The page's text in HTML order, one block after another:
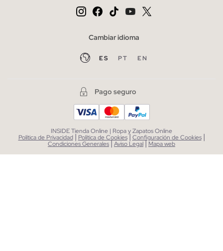
Cambiar idioma
ES PT EN
Pago seguro
INSIDE Tienda Online | Ropa y Zapatos Online
Política de Privacidad | Política de Cookies| Configuración de Cookies |
Condiciones Generales|Aviso Legal| Mapa web